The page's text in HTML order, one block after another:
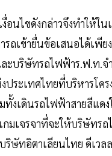
อนไขดังกล่าวจึงทำให้ใน
ถเข้ายื่นข้อเสนอได้เพีย
ละบริษัทรถไฟฟ้าร.ฟ.ท.
ประเทศไทยที่บริหารโค
ทั้งเดินรถไฟฟ้าสายสีแด
กมเจรจาที่จะให้บริษัทร
ษัทอิตาเลียนไทย ดีเวล